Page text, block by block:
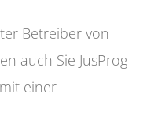
Betreiber von
auch Sie JusProg
einer